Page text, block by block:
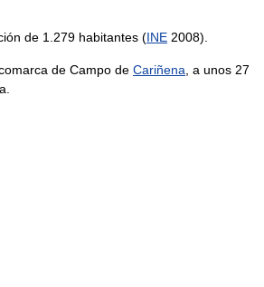
de 1.279 habitantes (INE 2008).
de Campo de Cariñena , a unos 27